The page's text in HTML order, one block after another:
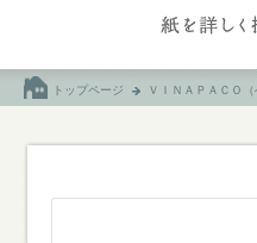
トップページ ＶＩＮＡＰＡＣＯ